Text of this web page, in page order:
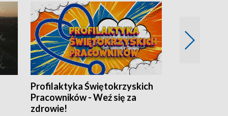
Profilaktyka Świętokrzyskich
Pracowników - Weź się za
zdrowie!